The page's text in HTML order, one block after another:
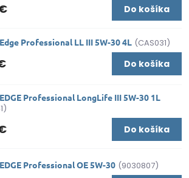
Do košíka
Professional LL III 5W-30 4L (CAS031)
Do košíka
Professional LongLife III 5W-30 1L
Do košíka
Professional OE 5W-30 (9030807)